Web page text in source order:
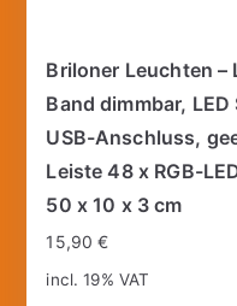
Briloner Leuchten –
Band dimmbar,
USB-Anschluss,
Leiste 48 x RGB-
50 x 10 x 3 cm
15,90€
incl. 19% VAT